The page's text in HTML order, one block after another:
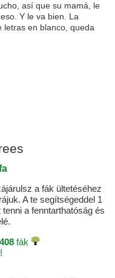
así que su mamá, le
Y le va bien. La
letras en blanco, queda
a fák ültetéséhez
A te segítségeddel 1
a fenntarthatóság és
fák